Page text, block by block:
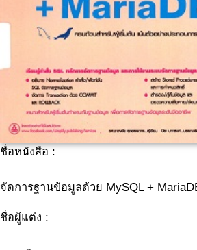
ชื่อหนังสือ :
จัดการฐานข้อมูลด้วย MySQL +
ชื่อผู้แต่ง :